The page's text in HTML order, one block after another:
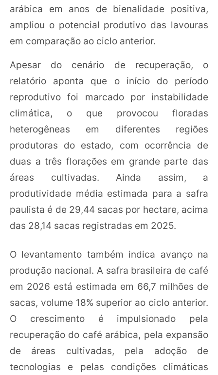
arábica em anos de bienalidade positiva,
ampliou o potencial produtivo das lavouras
em comparação ao ciclo anterior.
Apesar do cenário de recuperação, o
relatório aponta que o início do período
reprodutivo foi marcado por instabilidade
climática, o que provocou floradas
heterogêneas em diferentes regiões
produtoras do estado, com ocorrência de
duas a três florações em grande parte das
áreas cultivadas. Ainda assim, a
produtividade média estimada para a safra
paulista é de 29,44 sacas por hectare, acima
das 28,14 sacas registradas em 2025.
O levantamento também indica avanço na
produção nacional. A safra brasileira de café
em 2026 está estimada em 66,7 milhões de
sacas, volume 18% superior ao ciclo anterior.
O crescimento é impulsionado pela
recuperação do café arábica, pela expansão
de áreas cultivadas, pela adoção de
tecnologias e pelas condições climáticas